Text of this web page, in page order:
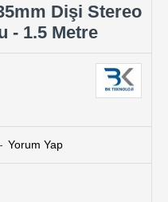
Dişi Stereo
- 1.5 Metre
- Yorum Yap